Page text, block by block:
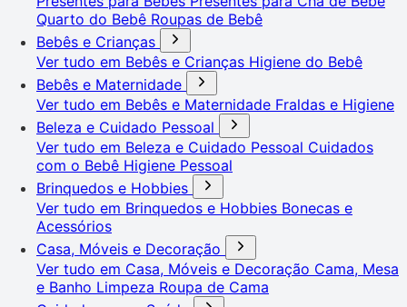
Quarto do Bebê Roupas de Bebê
Bebês e Crianças
Ver tudo em Bebês e Crianças Higiene do Bebê
Bebês e Maternidade
Ver tudo em Bebês e Maternidade Fraldas e Higiene
Beleza e Cuidado Pessoal
Ver tudo em Beleza e Cuidado Pessoal Cuidados
com o Bebê Higiene Pessoal
Brinquedos e Hobbies
Ver tudo em Brinquedos e Hobbies Bonecas e
Acessórios
Casa, Móveis e Decoração
Ver tudo em Casa, Móveis e Decoração Cama, Mesa
e Banho Limpeza Roupa de Cama